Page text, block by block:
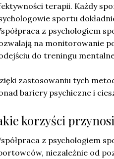
terapii. Każdy
sportu
z psychologiem
na monitorowanie
do treningu
zastosowaniu tych
bariery psychiczne i
korzyści
z psychologiem
niezależnie od